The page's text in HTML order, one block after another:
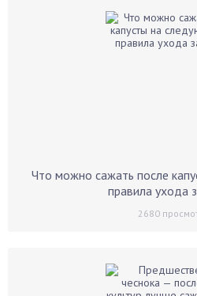
Что можно сажать после
правила ухода
2680